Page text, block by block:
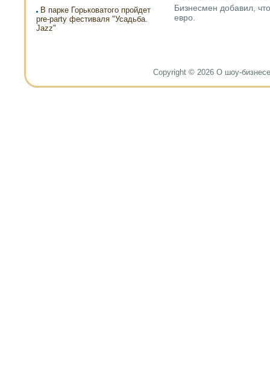
В парке Горьковатого пройдет
pre-party фестиваля "Усадьба.
Jazz"
Бизнесмен добавил,
еврο.
Copyright © 2026 О шоу-